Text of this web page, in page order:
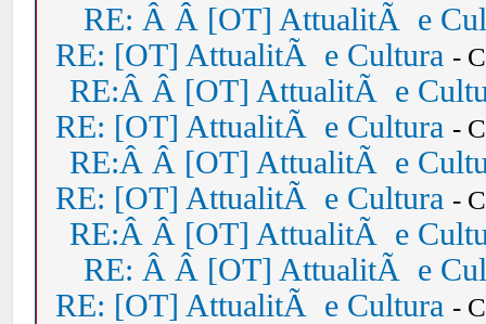
RE: Â Â [OT] AttualitÃ e
RE: [OT] AttualitÃ e Cultura -
RE:Â Â [OT] AttualitÃ e
RE: [OT] AttualitÃ e Cultura -
RE:Â Â [OT] AttualitÃ e
RE: [OT] AttualitÃ e Cultura -
RE:Â Â [OT] AttualitÃ e
RE: Â Â [OT] AttualitÃ e
RE: [OT] AttualitÃ e Cultura -